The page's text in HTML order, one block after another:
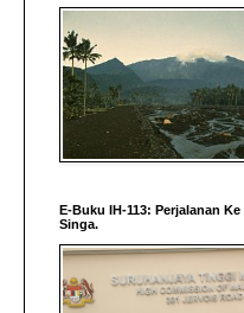
E-Buku IH-113: Perjalanan Ke
Singa.